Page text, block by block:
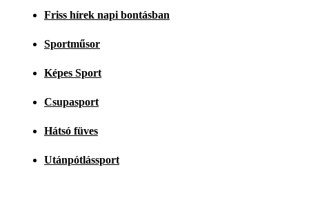
Friss hírek napi bontásban
Sportműsor
Képes Sport
Csupasport
Hátsó füves
Utánpótlássport